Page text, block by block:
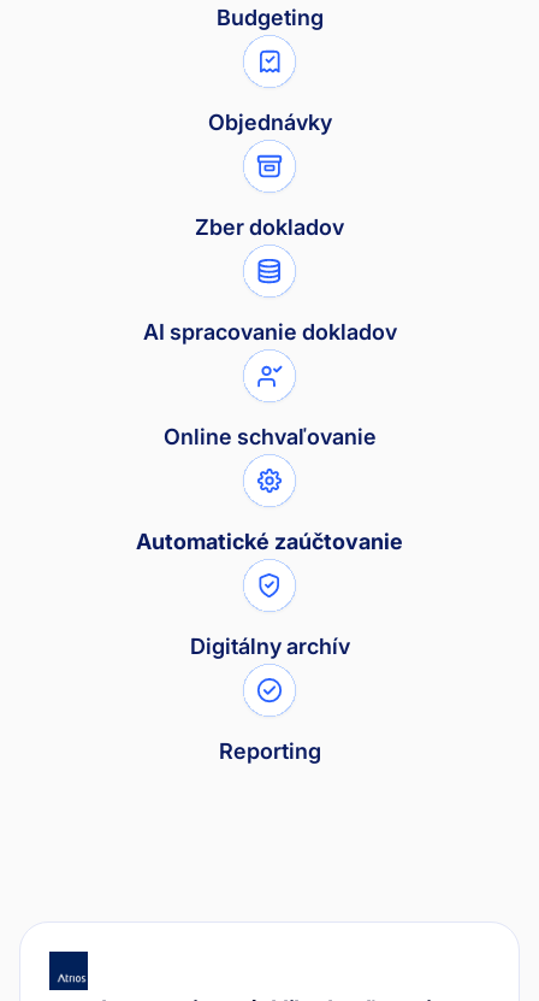
Budgeting
Objednávky
Zber dokladov
AI spracovanie dokladov
Online schvaľovanie
Automatické zaúčtovanie
Digitálny archív
Reporting